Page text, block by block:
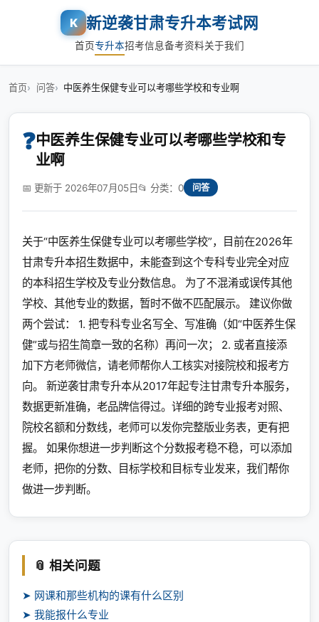
K 新逆袭甘肃专升本考试网
首页专升本招考信息备考资料关于我们
首页 问答 中医养生保健专业可以考哪些学校和专业啊
❓中医养生保健专业可以考哪些学校和专
业啊
📅 更新于 2026年07月05日📂 分类：0 问答
关于“中医养生保健专业可以考哪些学校”，目前在2026年
甘肃专升本招生数据中，未能查到这个专科专业完全对应
的本科招生学校及专业分数信息。 为了不混淆或误传其他
学校、其他专业的数据，暂时不做不匹配展示。 建议你做
两个尝试： 1. 把专科专业名写全、写准确（如“中医养生保
健”或与招生简章一致的名称）再问一次； 2. 或者直接添
加下方老师微信，请老师帮你人工核实对接院校和报考方
向。 新逆袭甘肃专升本从2017年起专注甘肃专升本服务，
数据更新准确，老品牌信得过。详细的跨专业报考对照、
院校名额和分数线，老师可以发你完整版业务表，更有把
握。 如果你想进一步判断这个分数报考稳不稳，可以添加
老师，把你的分数、目标学校和目标专业发来，我们帮你
做进一步判断。
📎 相关问题
➤ 网课和那些机构的课有什么区别
➤ 我能报什么专业